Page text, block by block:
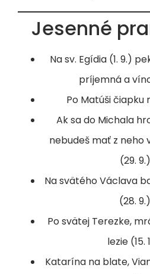
Jesenné
Na sv. Egídia (1. 9.)
príjemná a
Po Matúši čiapku
Ak sa do Michala
nebudeš mať z neho
(29.
Na svätého Václava
(28.
Po svätej Terezke,
lezie (15.
Katarína na blate,